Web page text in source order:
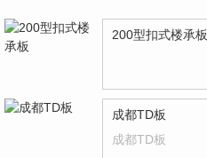
200型扣式楼承板
成都TD板
成都TD板